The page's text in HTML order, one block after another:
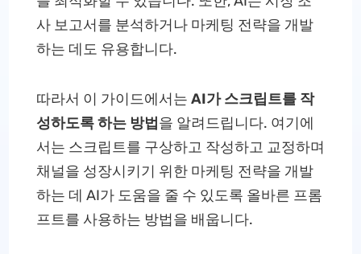
사 보고서를 분석하거나 마케팅 전략을 개발
하는 데도 유용합니다.
따라서 이 가이드에서는 AI가 스크립트를 작
성하도록 하는 방법 을 알려드립니다. 여기에
서는 스크립트를 구상하고 작성하고 교정하며
채널을 성장시키기 위한 마케팅 전략을 개발
하는 데 AI가 도움을 줄 수 있도록 올바른 프롬
프트를 사용하는 방법을 배웁니다.